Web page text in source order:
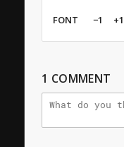
FONT −1 +1
1 COMMENT